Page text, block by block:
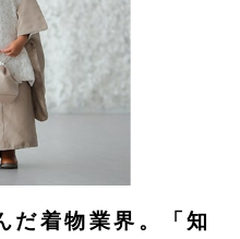
だ着物業界。「知